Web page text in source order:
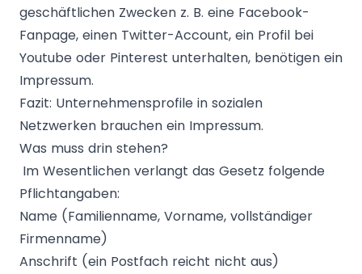
geschäftlichen Zwecken z. B. eine Facebook-
Fanpage, einen Twitter-Account, ein Profil bei
Youtube oder Pinterest unterhalten, benötigen ein
Impressum.
Fazit: Unternehmensprofile in sozialen
Netzwerken brauchen ein Impressum.
Was muss drin stehen?
Im Wesentlichen verlangt das Gesetz folgende
Pflichtangaben:
Name (Familienname, Vorname, vollständiger
Firmenname)
Anschrift (ein Postfach reicht nicht aus)